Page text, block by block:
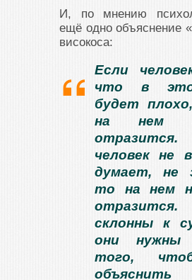
И, по мнению
ещё одно объяснение
високоса:
Если
что в
будет
на нем
человек не
думает, не
то на нем
склонны к
они
того,